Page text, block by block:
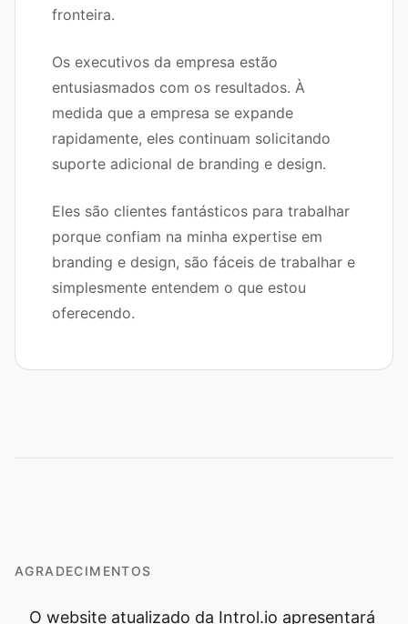
fronteira.
Os executivos da empresa estão
entusiasmados com os resultados. À
medida que a empresa se expande
rapidamente, eles continuam solicitando
suporte adicional de branding e design.
Eles são clientes fantásticos para trabalhar
porque confiam na minha expertise em
branding e design, são fáceis de trabalhar e
simplesmente entendem o que estou
oferecendo.
AGRADECIMENTOS
O website atualizado da Introl.io apresentará